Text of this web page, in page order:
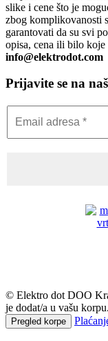
slike i cene što je
zbog komplikovanosti
garantovati da su svi
opisa, cena ili bilo koje
info@elektrodot.com
Prijavite se na
© Elektro dot DOO
je dodat/a u vašu korpu.
Pregled korpe